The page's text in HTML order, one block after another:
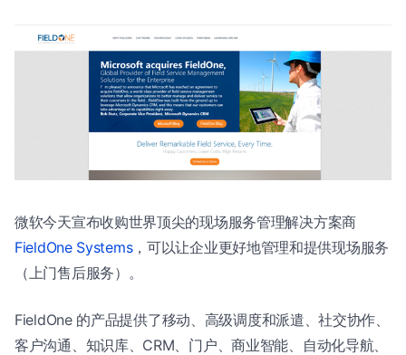
微软今天宣布收购世界顶尖的现场服务管理解决方案商
FieldOne Systems，可以让企业更好地管理和提供现场服务
（上门售后服务）。
FieldOne 的产品提供了移动、高级调度和派遣、社交协作、
客户沟通、知识库、CRM、门户、商业智能、自动化导航、